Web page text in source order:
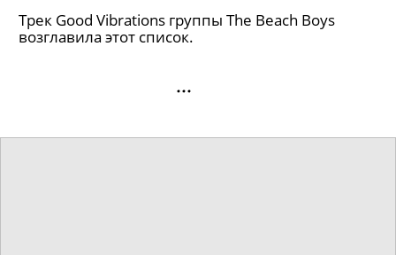
Трек Good Vibrations группы The Beach Boys
возглавила этот список.